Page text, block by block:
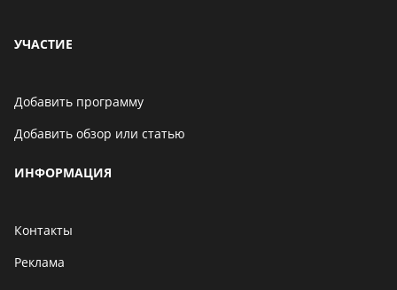
УЧАСТИЕ
Добавить программу
Добавить обзор или статью
ИНФОРМАЦИЯ
Контакты
Реклама